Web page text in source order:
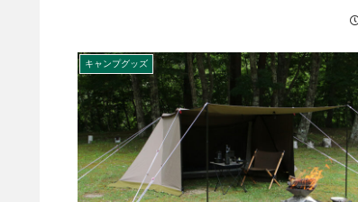
キャンプグッズ